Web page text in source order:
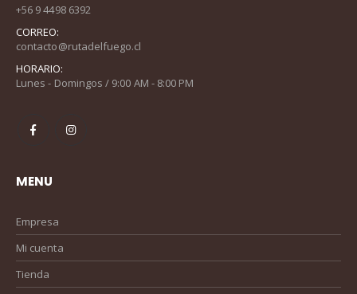
+56 9 4498 6392
CORREO:
contacto@rutadelfuego.cl
HORARIO:
Lunes - Domingos / 9:00 AM - 8:00 PM
MENU
Empresa
Mi cuenta
Tienda